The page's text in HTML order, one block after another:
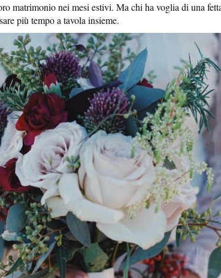
matrimonio nei mesi estivi. Ma chi ha voglia di una
più tempo a tavola insieme.